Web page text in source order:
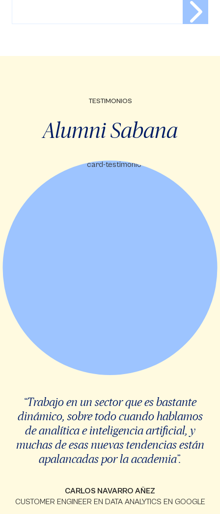
TESTIMONIOS
Alumni Sabana
“Trabajo en un sector que es bastante
dinámico, sobre todo cuando hablamos
de analítica e inteligencia artificial, y
muchas de esas nuevas tendencias están
apalancadas por la academia”.
CARLOS NAVARRO AÑEZ
CUSTOMER ENGINEER EN DATA ANALYTICS EN GOOGLE